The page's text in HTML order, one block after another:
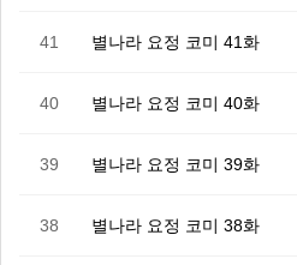
41 별나라 요정 코미 41화
40 별나라 요정 코미 40화
39 별나라 요정 코미 39화
38 별나라 요정 코미 38화